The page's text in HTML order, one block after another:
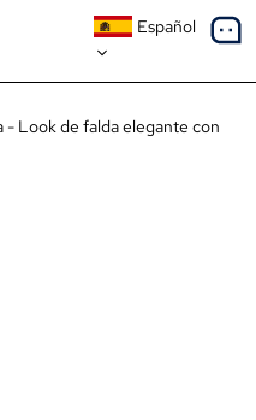
Español
- Look de falda elegante con